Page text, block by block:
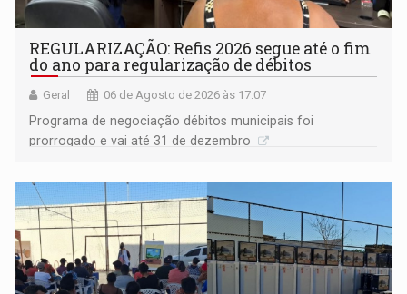
REGULARIZAÇÃO: Refis 2026 segue até o fim
do ano para regularização de débitos
Geral 06 de Agosto de 2026 às 17:07
Programa de negociação débitos municipais foi
prorrogado e vai até 31 de dezembro